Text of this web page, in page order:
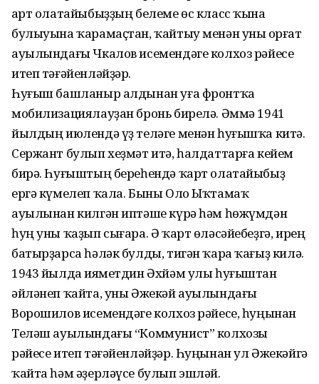
Ҡарт олатайыбыҙҙың белеме өс класс ҡына
булыуына ҡарамаҫтан, ҡайтыу менән уны Ҡорғат
ауылындағы Чкалов исемендәге колхоз рәйесе
итеп тәғәйенләйҙәр.
Һуғыш башланыр алдынан уға фронтҡа
мобилизациялауҙан бронь бирелә. Әммә 1941
йылдың июлендә үҙ теләге менән һуғышҡа китә.
Сержант булып хеҙмәт итә, һалдаттарға кейем
бирә. Һуғыштың береһендә ҡарт олатайыбыҙ
ергә күмелеп ҡала. Быны Оло Ыҡтамаҡ
ауылынан килгән иптәше күрә һәм һөжүмдән
һуң уны ҡаҙып сығара. Ә ҡарт өләсәйебеҙгә, ирең
батырҙарса һәләк булды, тигән ҡара ҡағыҙ килә.
1943 йылда Ҡияметдин Әхйәм улы һуғыштан
әйләнеп ҡайта, уны Әжекәй ауылындағы
Ворошилов исемендәге колхоз рәйесе, һуңынан
Теләш ауылындағы “Коммунист” колхозы
рәйесе итеп тәғәйенләйҙәр. Һуңынан ул Әжекәйгә
ҡайта һәм әҙерләүсе булып эшләй.